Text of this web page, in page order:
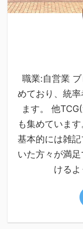
職業:自営業
めており、統
ます。 他
も集めていま
基本的には雑
いた方々が満
けるよ